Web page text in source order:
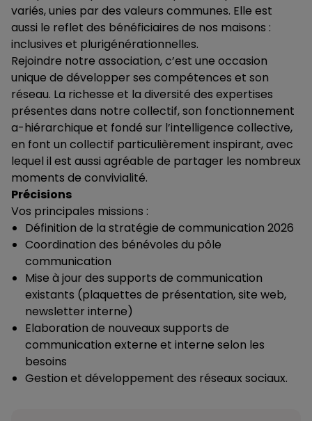
variés, unies par des valeurs communes. Elle est
aussi le reflet des bénéficiaires de nos maisons :
inclusives et plurigénérationnelles.
Rejoindre notre association, c’est une occasion
unique de développer ses compétences et son
réseau. La richesse et la diversité des expertises
présentes dans notre collectif, son fonctionnement
a-hiérarchique et fondé sur l’intelligence collective,
en font un collectif particulièrement inspirant, avec
lequel il est aussi agréable de partager les nombreux
moments de convivialité.
Précisions
Vos principales missions :
Définition de la stratégie de communication 2026
Coordination des bénévoles du pôle
communication
Mise à jour des supports de communication
existants (plaquettes de présentation, site web,
newsletter interne)
Elaboration de nouveaux supports de
communication externe et interne selon les
besoins
Gestion et développement des réseaux sociaux.